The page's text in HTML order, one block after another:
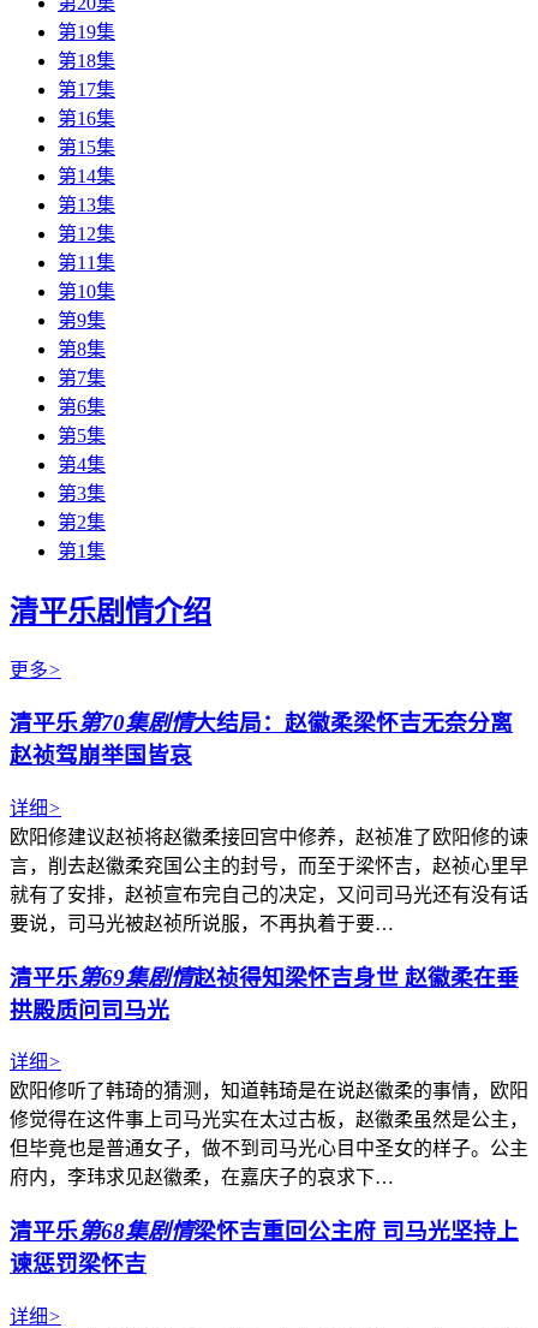
第19集
第18集
第17集
第16集
第15集
第14集
第13集
第12集
第11集
第10集
第9集
第8集
第7集
第6集
第5集
第4集
第3集
第2集
第1集
清平乐剧情介绍
更多>
清平乐第70集剧情大结局：赵徽柔梁怀吉无奈分离
赵祯驾崩举国皆哀
详细>
欧阳修建议赵祯将赵徽柔接回宫中修养，赵祯准了欧阳修的谏
言，削去赵徽柔兖国公主的封号，而至于梁怀吉，赵祯心里早
就有了安排，赵祯宣布完自己的决定，又问司马光还有没有话
要说，司马光被赵祯所说服，不再执着于要…
清平乐第69集剧情赵祯得知梁怀吉身世 赵徽柔在垂
拱殿质问司马光
详细>
欧阳修听了韩琦的猜测，知道韩琦是在说赵徽柔的事情，欧阳
修觉得在这件事上司马光实在太过古板，赵徽柔虽然是公主，
但毕竟也是普通女子，做不到司马光心目中圣女的样子。公主
府内，李玮求见赵徽柔，在嘉庆子的哀求下…
清平乐第68集剧情梁怀吉重回公主府 司马光坚持上
谏惩罚梁怀吉
详细>